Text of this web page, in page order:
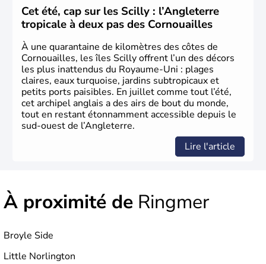
L'Angleterre est l’une des quatre nations constitutives du
Royaume-Uni. Elle est peuplée de plus de 50 millions
d’habitants, les Anglais, et constitue à elle seule, près de
84% de la population de l’ensemble. Le pays s’est créé au
Xème siècle et tient son nom desAngles
germanique installé sur ces terres. Première démocratie
parlementaire au monde, elle doit son développement à
l’essor industriel du XIXème siècle.
Cet été, cap sur les Scilly : l’Angleterre
tropicale à deux pas des Cornouailles
À une quarantaine de kilomètres des côtes de
Cornouailles, les îles Scilly offrent l’un des décors
les plus inattendus du Royaume-Uni : plages
claires, eaux turquoise, jardins subtropicaux et
petits ports paisibles. En juillet comme tout l’été,
cet archipel anglais a des airs de bout du monde,
tout en restant étonnamment accessible depuis le
sud-ouest de l’Angleterre.
Lire l'article
À proximité de Ringmer
Broyle Side
Little Norlington